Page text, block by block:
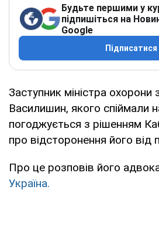
Будьте першими у
підпишіться на
Google
Підписатися
Заступник міністра
Василишин, якого спіймали
погоджується з рішенням
про відсторонення його від
Про це розповів його
Україна.